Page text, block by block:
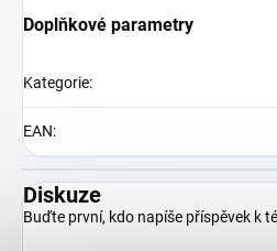
Doplňkové parametry
Kategorie:
EAN:
Diskuze
Buďte první, kdo napíše příspěvek k